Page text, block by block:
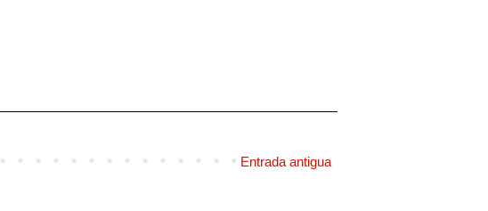
Entrada antigua